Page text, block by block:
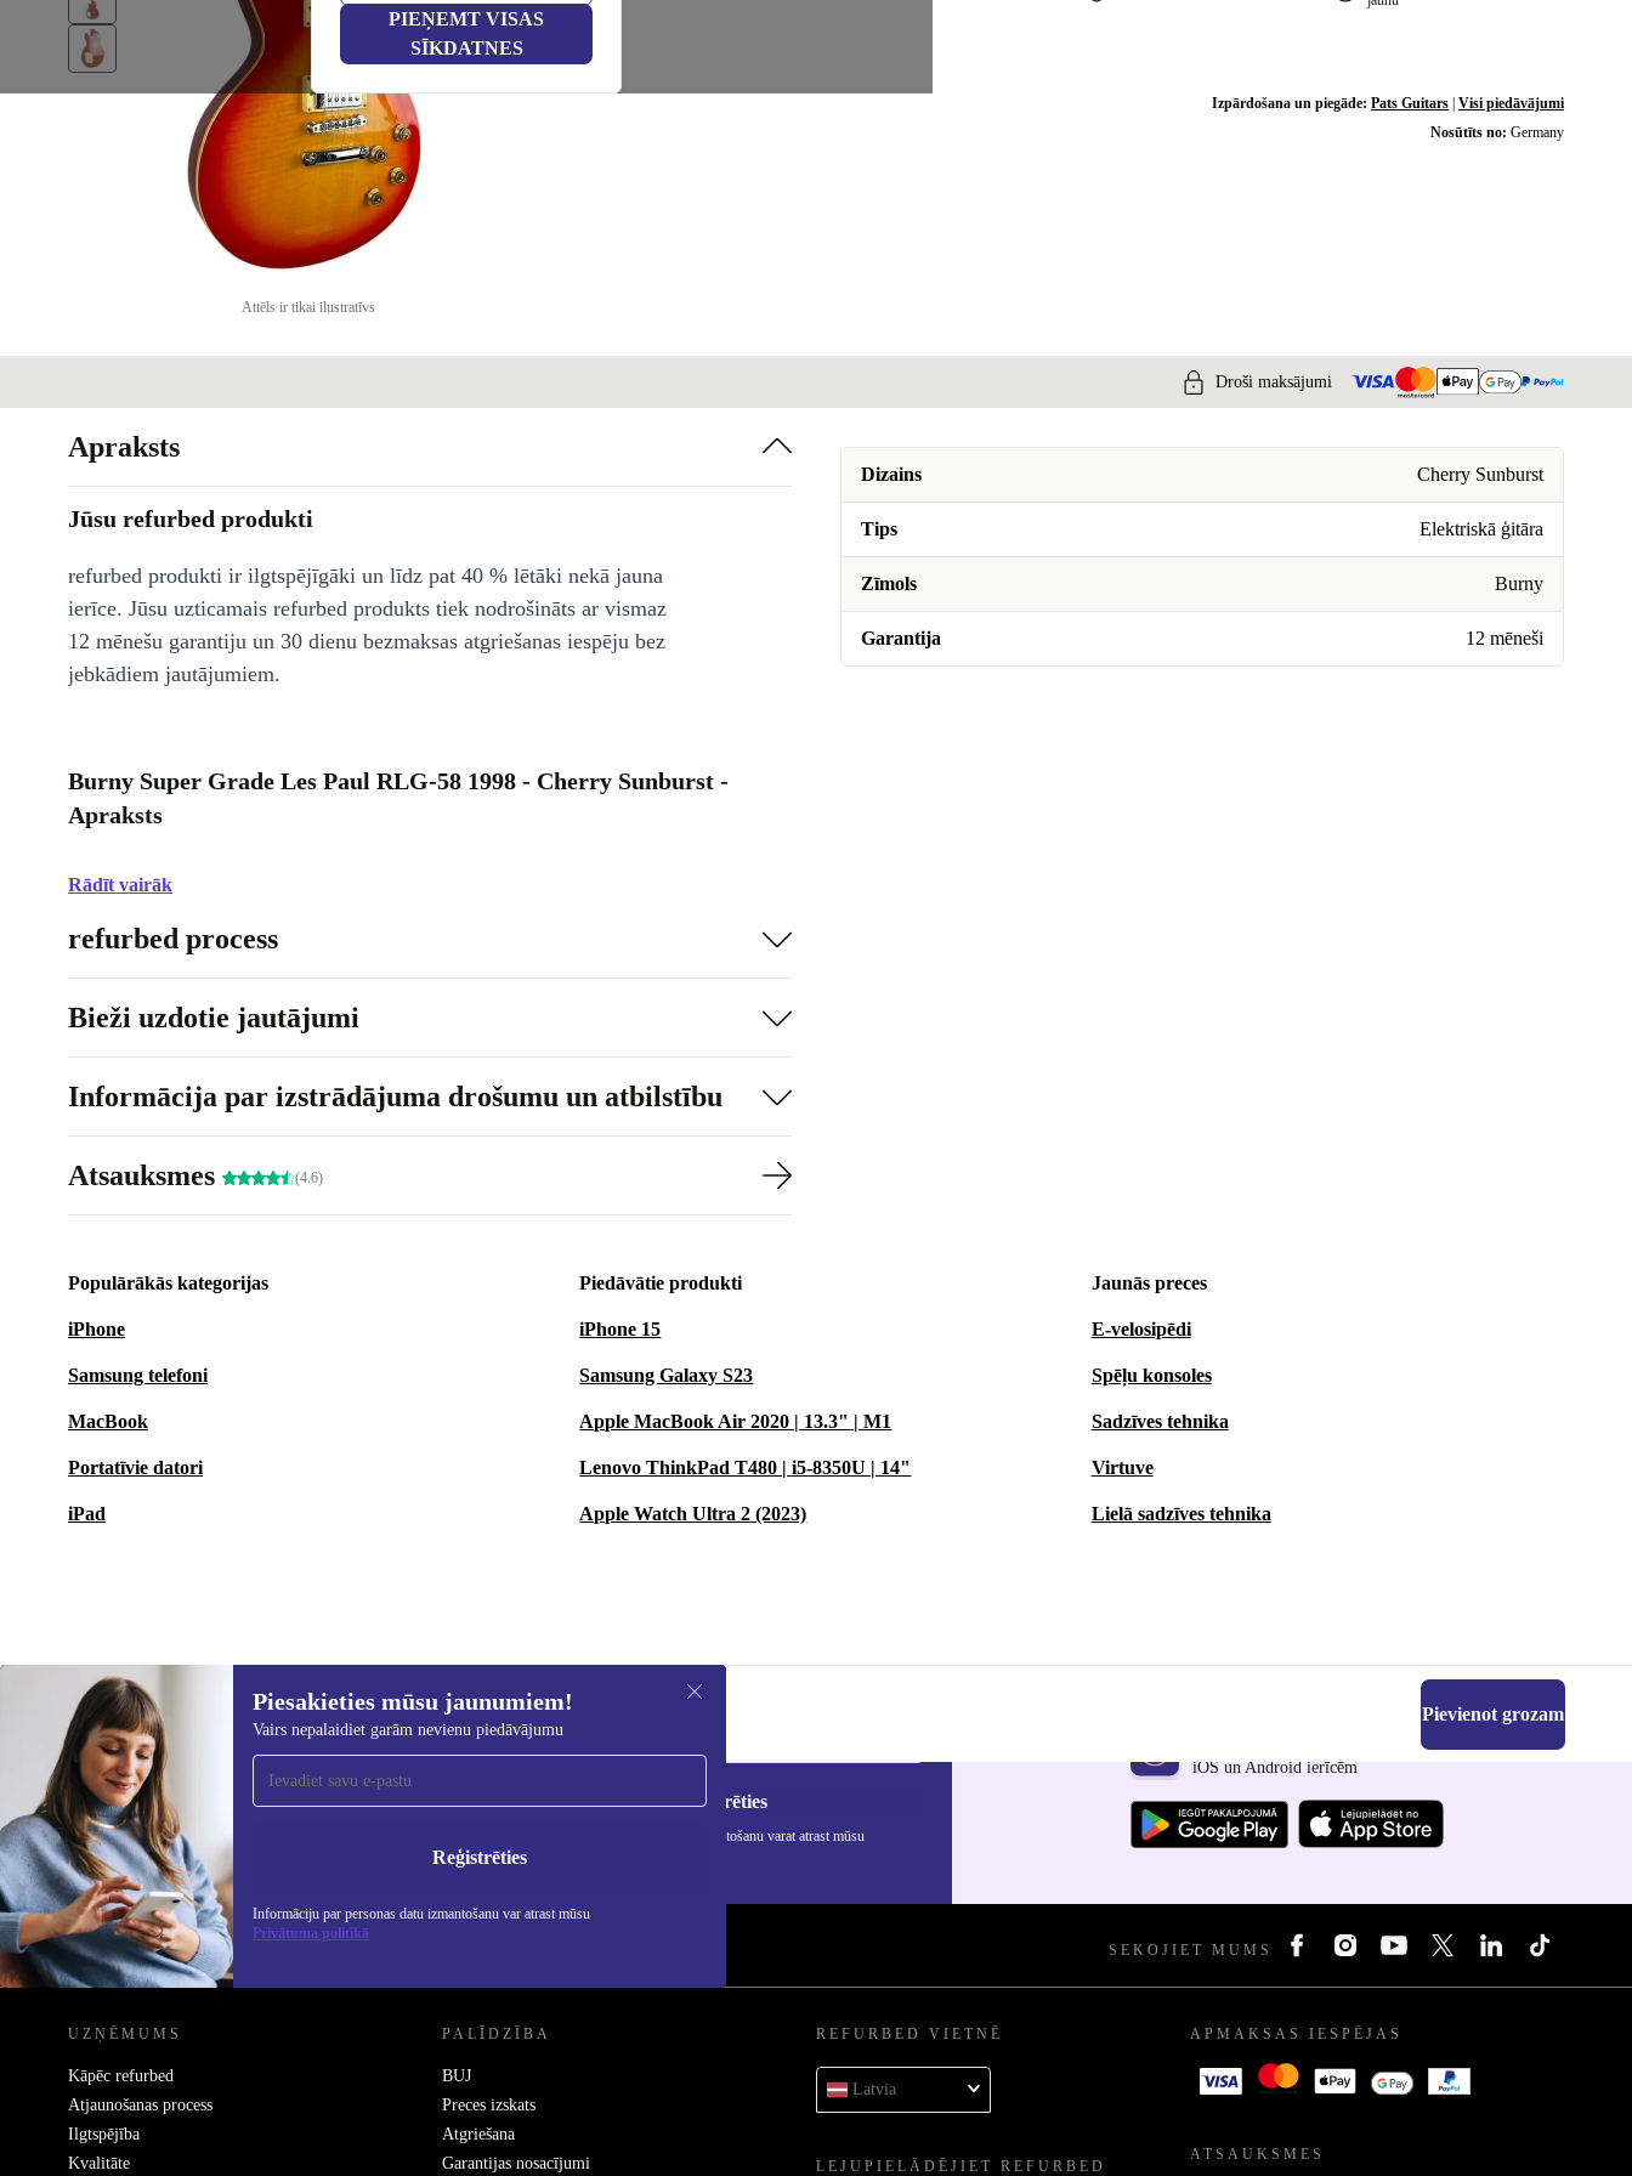
PIEŅEMT VISAS
SĪKDATNES
Attēls ir tikai ilustratīvs
Izpārdošana un piegāde: Pats Guitars| Visi piedāvājumi
Nosūtīts no: Germany
Droši maksājumi
Dizains Cherry Sunburst
Tips Elektriskā ģitāra
Zīmols Burny
Garantija 12 mēneši
Apraksts
Jūsu refurbed produkti
refurbed produkti ir ilgtspējīgāki un līdz pat 40 % lētāki nekā jauna
ierīce. Jūsu uzticamais refurbed produkts tiek nodrošināts ar vismaz
12 mēnešu garantiju un 30 dienu bezmaksas atgriešanas iespēju bez
jebkādiem jautājumiem.
Burny Super Grade Les Paul RLG-58 1998 - Cherry Sunburst -
Apraksts
Rādīt vairāk
refurbed process
Bieži uzdotie jautājumi
Informācija par izstrādājuma drošumu un atbilstību
Atsauksmes (4.6)
Populārākās kategorijas
iPhone
Samsung telefoni
MacBook
Portatīvie datori
iPad
Piedāvātie produkti
iPhone 15
Samsung Galaxy S23
Apple MacBook Air 2020 | 13.3" | M1
Lenovo ThinkPad T480 | i5-8350U | 14"
Apple Watch Ultra 2 (2023)
Jaunās preces
E-velosipēdi
Spēļu konsoles
Sadzīves tehnika
Virtuve
Lielā sadzīves tehnika
1 166,39 € Pievienot grozam
Piesakieties mūsu jaunumiem!
Vairs nepalaidiet garām nevienu piedāvājumu
Reģistrēties
Informāciju par personas datu izmantošanu var atrast mūsu
Privātuma politikā
Piesakieties mūsu jaunumu
saņemšanai!
Nekad vairs nepalaidiet garām nevienu
piedāvājumu.
Reģistrēties
Informāciju par personas datu izmantošanu varat atrast mūsu
Privātuma politikā
Lejupielādējiet refurbed lietotni
iOS un Android ierīcēm
REFURBED - RETHINK NEW. SEKOJIET MUMS
UZŅĒMUMS
Kāpēc refurbed
Atjaunošanas process
Ilgtspējība
Kvalitāte
PALĪDZĪBA
BUJ
Preces izskats
Atgriešana
Garantijas nosacījumi
REFURBED VIETNĒ
Latvia
LEJUPIELĀDĒJIET REFURBED
APMAKSAS IESPĒJAS
ATSAUKSMES